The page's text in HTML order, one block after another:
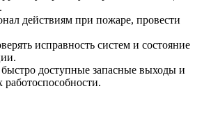
действиям при пожаре, провести
исправность систем и состояние
доступные запасные выходы и
работоспособности.